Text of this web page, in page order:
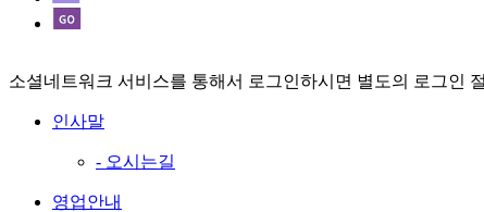
소셜네트워크 서비스를 통해서 로그인하시면 별도의 로그인
인사말
- 오시는길
영업안내